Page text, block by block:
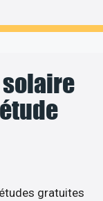
gratuites